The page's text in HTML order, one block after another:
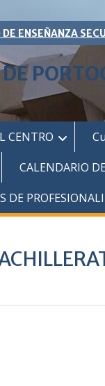
ENSEÑANZA
DE
CENTRO
CALENDARIO
DE